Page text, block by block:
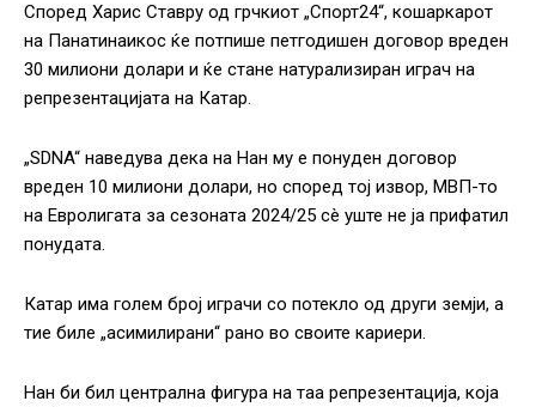
Според Харис Ставру од грчкиот „Спорт24“, кошаркарот
на Панатинаикос ќе потпише петгодишен договор вреден
30 милиони долари и ќе стане натурализиран играч на
репрезентацијата на Катар.
„SDNA“ наведува дека на Нан ​​му е понуден договор
вреден 10 милиони долари, но според тој извор, МВП-то
на Евролигата за сезоната 2024/25 сè уште не ја прифатил
понудата.
Катар има голем број играчи со потекло од други земји, а
тие биле „асимилирани“ рано во своите кариери.
Нан би бил централна фигура на таа репрезентација, која